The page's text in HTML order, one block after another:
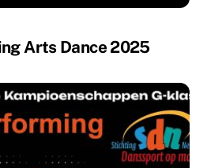
Arts Dance 2025